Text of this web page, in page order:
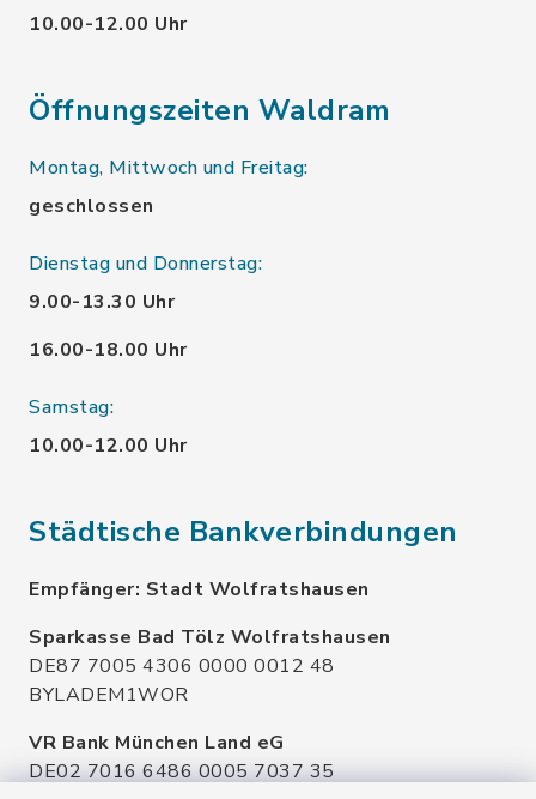
10.00-12.00 Uhr
Öffnungszeiten Waldram
Montag, Mittwoch und Freitag:
geschlossen
Dienstag und Donnerstag:
9.00-13.30 Uhr
16.00-18.00 Uhr
Samstag:
10.00-12.00 Uhr
Städtische Bankverbindungen
Empfänger: Stadt Wolfratshausen
Sparkasse Bad Tölz Wolfratshausen
DE87 7005 4306 0000 0012 48
BYLADEM1WOR
VR Bank München Land eG
DE02 7016 6486 0005 7037 35